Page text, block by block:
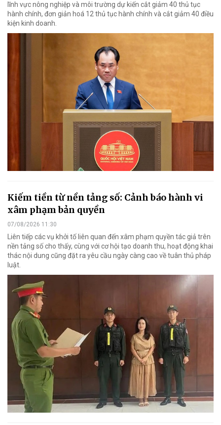
lĩnh vực nông nghiệp và môi trường dự kiến cắt giảm 40 thủ tục
hành chính, đơn giản hoá 12 thủ tục hành chính và cắt giảm 40 điều
kiện kinh doanh.
Kiếm tiền từ nền tảng số: Cảnh báo hành vi
xâm phạm bản quyền
07/08/2026 11:30
Liên tiếp các vụ khởi tố liên quan đến xâm phạm quyền tác giả trên
nền tảng số cho thấy, cùng với cơ hội tạo doanh thu, hoạt động khai
thác nội dung cũng đặt ra yêu cầu ngày càng cao về tuân thủ pháp
luật.